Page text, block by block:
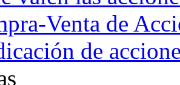
Venta de
de